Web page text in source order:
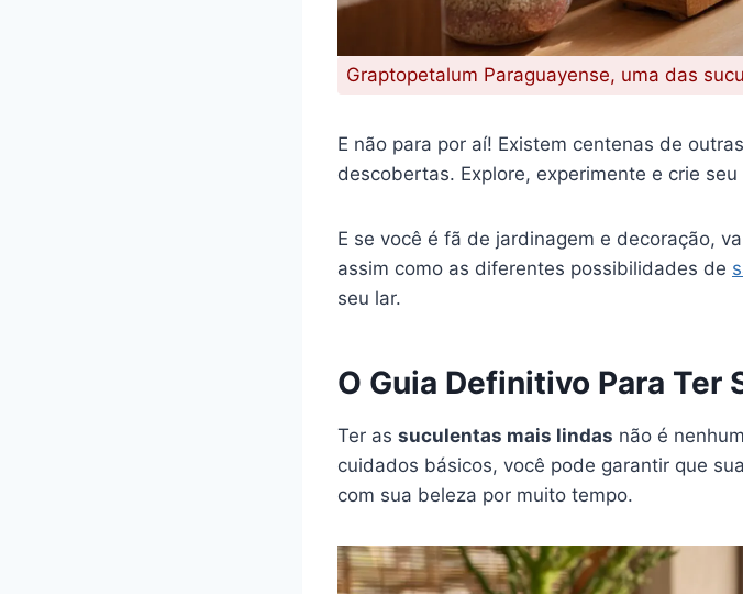
Graptopetalum Paraguayense, uma das
E não para por aí! Existem centenas de
descobertas. Explore, experimente e crie
E se você é fã de jardinagem e decoração,
assim como as diferentes possibilidades de
seu lar.
O Guia Definitivo Para Ter
Ter as suculentas mais lindas não é
cuidados básicos, você pode garantir que
com sua beleza por muito tempo.